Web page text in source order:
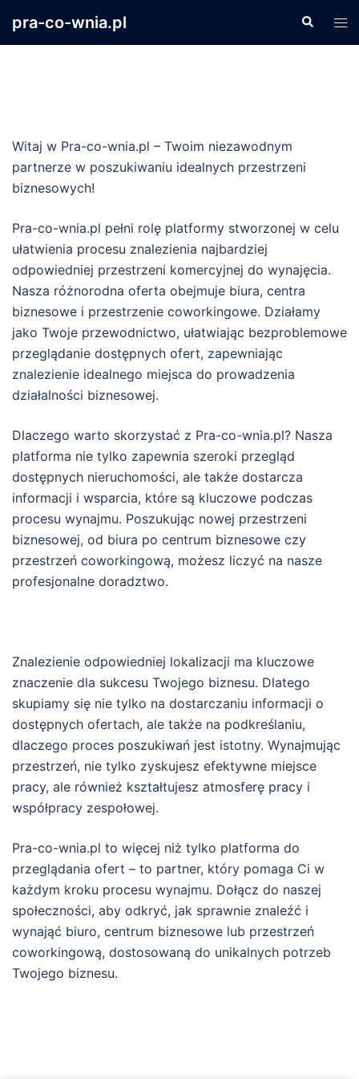
dopra-co-wnia.pl Szukaj
Witaj w Pra-co-wnia.pl – Twoim niezawodnym
partnerze w poszukiwaniu idealnych przestrzeni
biznesowych!
Pra-co-wnia.pl pełni rolę platformy stworzonej w celu
ułatwienia procesu znalezienia najbardziej
odpowiedniej przestrzeni komercyjnej do wynajęcia.
Nasza różnorodna oferta obejmuje biura, centra
biznesowe i przestrzenie coworkingowe. Działamy
jako Twoje przewodnictwo, ułatwiając bezproblemowe
przeglądanie dostępnych ofert, zapewniając
znalezienie idealnego miejsca do prowadzenia
działalności biznesowej.
Dlaczego warto skorzystać z Pra-co-wnia.pl? Nasza
platforma nie tylko zapewnia szeroki przegląd
dostępnych nieruchomości, ale także dostarcza
informacji i wsparcia, które są kluczowe podczas
procesu wynajmu. Poszukując nowej przestrzeni
biznesowej, od biura po centrum biznesowe czy
przestrzeń coworkingową, możesz liczyć na nasze
profesjonalne doradztwo.
Znalezienie odpowiedniej lokalizacji ma kluczowe
znaczenie dla sukcesu Twojego biznesu. Dlatego
skupiamy się nie tylko na dostarczaniu informacji o
dostępnych ofertach, ale także na podkreślaniu,
dlaczego proces poszukiwań jest istotny. Wynajmując
przestrzeń, nie tylko zyskujesz efektywne miejsce
pracy, ale również kształtujesz atmosferę pracy i
współpracy zespołowej.
Pra-co-wnia.pl to więcej niż tylko platforma do
przeglądania ofert – to partner, który pomaga Ci w
każdym kroku procesu wynajmu. Dołącz do naszej
społeczności, aby odkryć, jak sprawnie znaleźć i
wynająć biuro, centrum biznesowe lub przestrzeń
coworkingową, dostosowaną do unikalnych potrzeb
Twojego biznesu.